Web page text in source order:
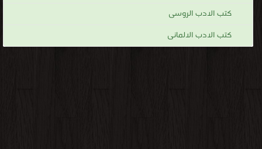
كتب الادب الروسى
كتب الادب الالمانى